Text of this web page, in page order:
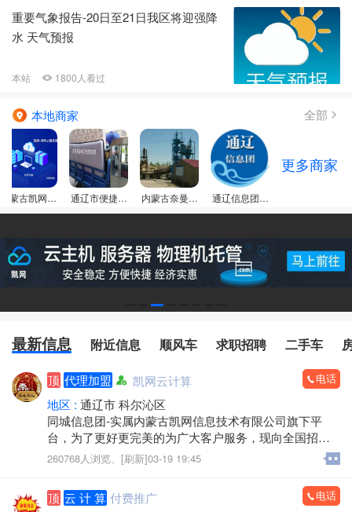
重要气象报告-20日至21日我区将迎强降
水 天气预报
本站 1800人看过
本地商家 全部
内蒙古凯网信
息技术有限公
通辽市便捷个
体搬家服务
内蒙古奈曼旗
昂乃型砂厂
通辽信息团门
店
更多商家
最新信息 附近信息 顺风车 求职招聘 二手车
顶 代理加盟 凯网云计算 电话
地区 : 通辽市 科尔沁区
同城信息团-实属内蒙古凯网信息技术有限公司旗下平
台，为了更好更完美的为广大客户服务，现向全国招聘
省,市,县,镇级管理站长，年龄不限有网络爱好和事业心强
者优先，每个级别只招一名，额满为止。
详情登录:https://www.tlxxt.cn/
260768人浏览、 [刷新]03-19 19:45
顶 云 计 算 付费推广 电话